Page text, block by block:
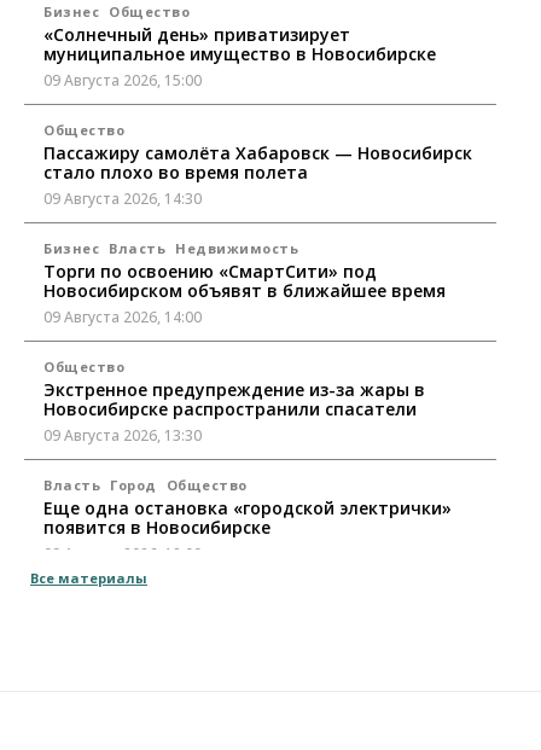
Бизнес Общество
«Солнечный день» приватизирует
муниципальное имущество в Новосибирске
09 Августа 2026, 15:00
Общество
Пассажиру самолёта Хабаровск — Новосибирск
стало плохо во время полета
09 Августа 2026, 14:30
Бизнес Власть Недвижимость
Торги по освоению «СмартСити» под
Новосибирском объявят в ближайшее время
09 Августа 2026, 14:00
Общество
Экстренное предупреждение из-за жары в
Новосибирске распространили спасатели
09 Августа 2026, 13:30
Власть Город Общество
Еще одна остановка «городской электрички»
появится в Новосибирске
09 Августа 2026, 12:00
Все материалы